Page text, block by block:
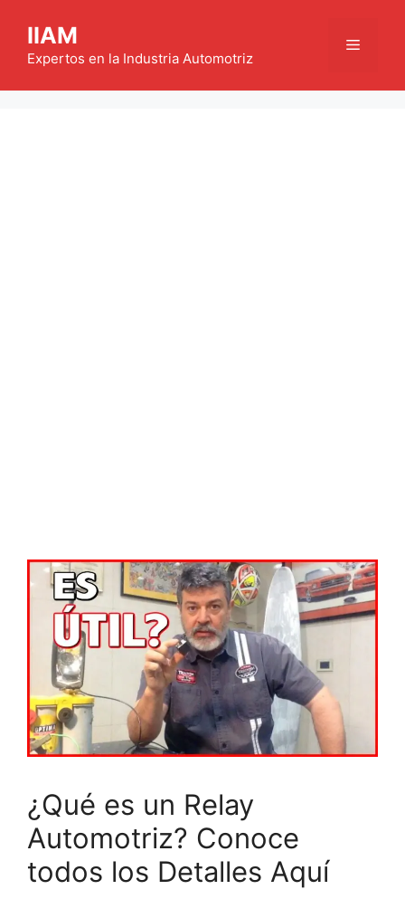
contenido
IIAM
Expertos en la Industria Automotriz
Menú
¿Qué es un Relay
Automotriz? Conoce
todos los Detalles Aquí